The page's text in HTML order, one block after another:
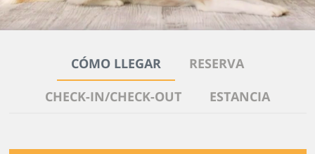
CÓMO LLEGAR
RESERVA
CHECK-IN/CHECK-OUT
ESTANCIA